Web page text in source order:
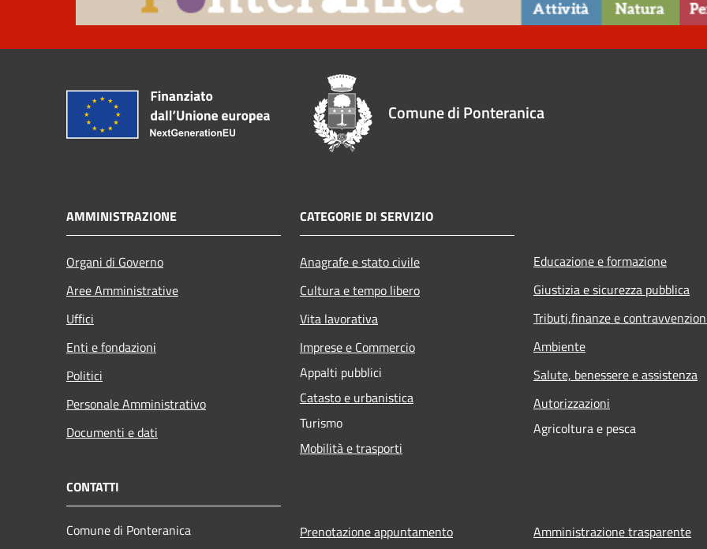
Comune di Ponteranica
AMMINISTRAZIONE
Organi di Governo
Aree Amministrative
Uffici
Enti e fondazioni
Politici
Personale Amministrativo
Documenti e dati
CATEGORIE DI SERVIZIO
Anagrafe e stato civile
Cultura e tempo libero
Vita lavorativa
Imprese e Commercio
Appalti pubblici
Catasto e urbanistica
Turismo
Mobilità e trasporti
Educazione e formazione
Giustizia e sicurezza pubblica
Tributi,finanze e
Ambiente
Salute, benessere e assistenza
Autorizzazioni
Agricoltura e pesca
CONTATTI
Comune di Ponteranica
Prenotazione appuntamento
Amministrazione trasparente